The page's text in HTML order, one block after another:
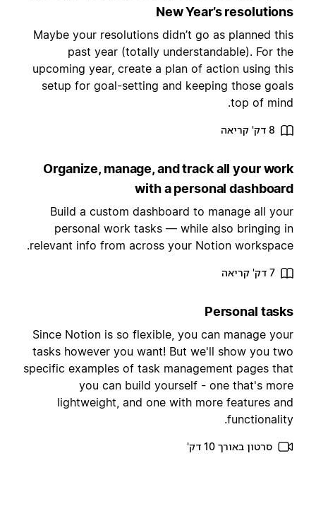
New Year’s
Maybe your resolutions didn’t go as planned
past year (totally understandable). For
upcoming year, create a plan of action using
setup for goal-setting and keeping those
top of
8 דק' קריאה
Organize, manage, and track all your
with a personal
Build a custom dashboard to manage all
personal work tasks — while also bringing
relevant info from across your Notion
Personal
Since Notion is so flexible, you can manage
tasks however you want! But we'll show you
specific examples of task management pages
you can build yourself - one that's
lightweight, and one with more features
סרטון באורך 10 דק'